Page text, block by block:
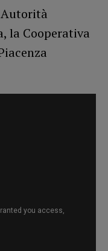
Autorità
la Cooperativa